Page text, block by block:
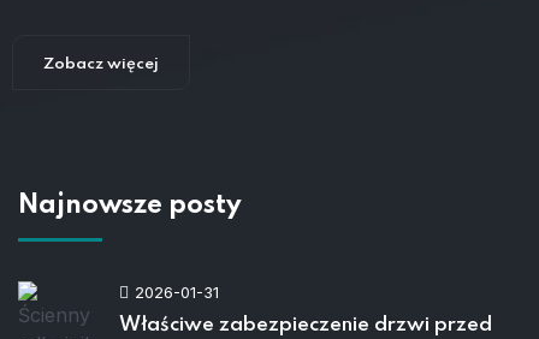
Zobacz więcej
Najnowsze posty
2026-01-31
Właściwe zabezpieczenie drzwi przed